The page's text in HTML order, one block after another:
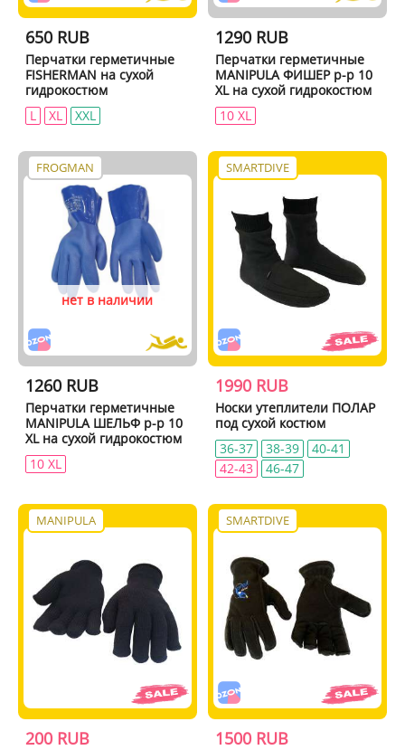
650 RUB
Перчатки герметичные
FISHERMAN на сухой
гидрокостюм
L
XL XXL
1290 RUB
Перчатки герметичные
MANIPULA ФИШЕР р-р 10
XL на сухой гидрокостюм
10 XL
FROGMAN
нет в наличии
1260 RUB
Перчатки герметичные
MANIPULA ШЕЛЬФ р-р 10
XL на сухой гидрокостюм
10 XL
SMARTDIVE
1990 RUB
Носки утеплители ПОЛАР
под сухой костюм
36-37
38-39
40-41
42-43
46-47
MANIPULA
200 RUB
SMARTDIVE
1500 RUB